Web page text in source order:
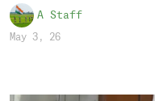
A Staff
May 3, 26